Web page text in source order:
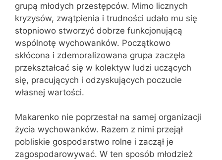
grupą młodych przestępców. Mimo licznych
kryzysów, zwątpienia i trudności udało mu się
stopniowo stworzyć dobrze funkcjonującą
wspólnotę wychowanków. Początkowo
skłócona i zdemoralizowana grupa zaczęła
przekształcać się w kolektyw ludzi uczących
się, pracujących i odzyskujących poczucie
własnej wartości.
Makarenko nie poprzestał na samej organizacji
życia wychowanków. Razem z nimi przejął
pobliskie gospodarstwo rolne i zaczął je
zagospodarowywać. W ten sposób młodzież